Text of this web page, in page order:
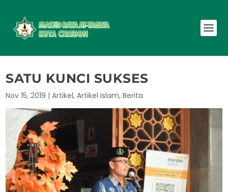
SATU KUNCI SUKSES
Nov 15, 2019 |Artikel,Artikel Islam,Berita